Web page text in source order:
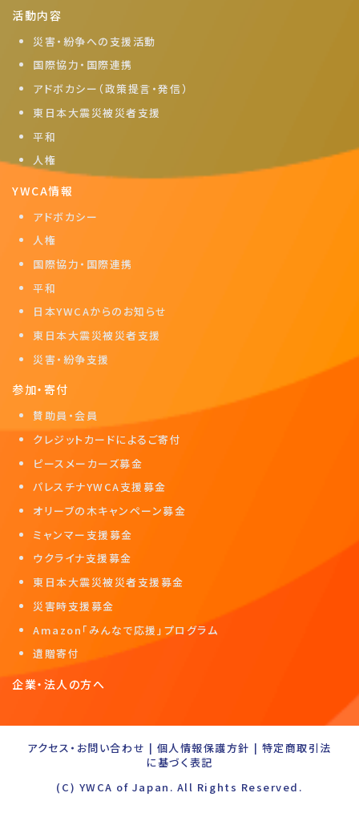
活動内容
災害・紛争への支援活動
国際協力・国際連携
アドボカシー（政策提言・発信）
東日本大震災被災者支援
平和
人権
YWCA情報
アドボカシー
人権
国際協力・国際連携
平和
日本YWCAからのお知らせ
東日本大震災被災者支援
災害・紛争支援
参加・寄付
賛助員・会員
クレジットカードによるご寄付
ピースメーカーズ募金
パレスチナYWCA支援募金
オリーブの木キャンペーン募金
ミャンマー支援募金
ウクライナ支援募金
東日本大震災被災者支援募金
災害時支援募金
Amazon「みんなで応援」プログラム
遺贈寄付
企業・法人の方へ
アクセス・お問い合わせ | 個人情報保護方針 | 特定商取引法
に基づく表記
(C) YWCA of Japan. All Rights Reserved.